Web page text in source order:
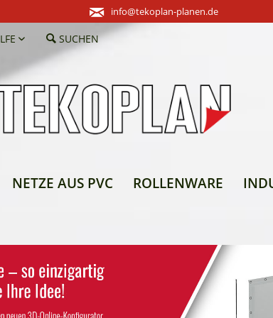
info@tekoplan-planen.de
SUCHEN
NETZE AUS PVC ROLLENWARE